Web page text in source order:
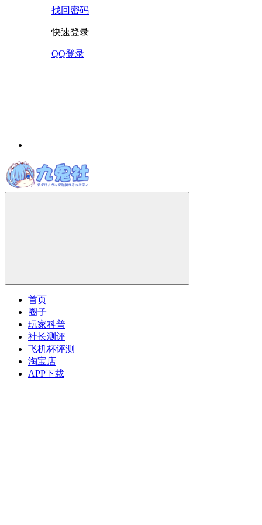
找回密码
快速登录
QQ登录
首页
圈子
玩家科普
社长测评
飞机杯评测
淘宝店
APP下载